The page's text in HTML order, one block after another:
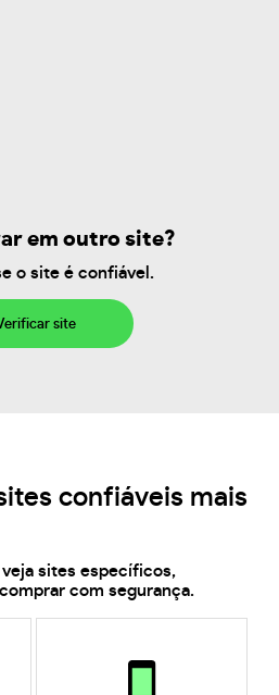
em outro site?
o site é confiável.
site
confiáveis mais
sites específicos,
com segurança.